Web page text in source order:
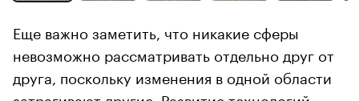
Еще важно заметить, что никакие сферы
невозможно рассматривать отдельно друг от
друга, поскольку изменения в одной области